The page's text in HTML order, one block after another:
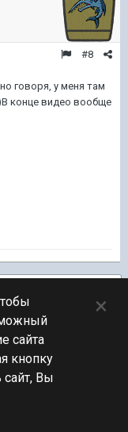
#8
говоря, у меня там
конце видео вообще
сайта
кнопку
сайт, Вы
×